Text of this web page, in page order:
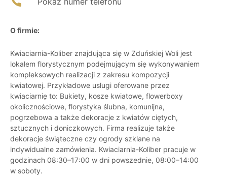
O firmie:
Kwiaciarnia-Koliber znajdująca się w Zduńskiej Woli jest
lokalem florystycznym podejmującym się wykonywaniem
kompleksowych realizacji z zakresu kompozycji
kwiatowej. Przykładowe usługi oferowane przez
kwiaciarnię to: Bukiety, kosze kwiatowe, flowerboxy
okolicznościowe, florystyka ślubna, komunijna,
pogrzebowa a także dekoracje z kwiatów ciętych,
sztucznych i doniczkowych. Firma realizuje także
dekoracje świąteczne czy ogrody szklane na
indywidualne zamówienia. Kwiaciarnia-Koliber pracuje w
godzinach 08:30–17:00 w dni powszednie, 08:00–14:00
w soboty.